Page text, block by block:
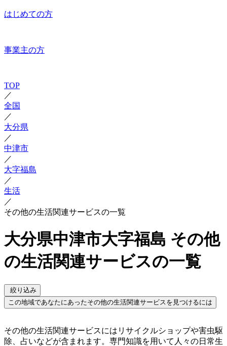
はじめての方
事業主の方
TOP
／
全国
／
大分県
／
中津市
／
大字福島
／
生活
／
その他の生活関連サービスの一覧
大分県中津市大字福島 その他
の生活関連サービスの一覧
絞り込み
この地域であなたにあったその他の生活関連サービスを見つけるには
その他の生活関連サービスにはリサイクルショップや害虫駆
除、占いなどが含まれます。専門知識を用いて人々の日常生